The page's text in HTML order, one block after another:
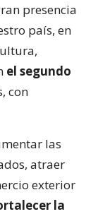
presencia
país, en
el segundo
con
las
atraer
exterior
la